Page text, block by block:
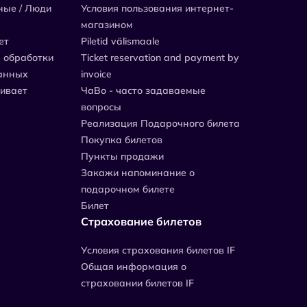
/ Люди
Условия пользования интернет-
магазином
Piletid välismaale
Ticket reservation and payment by
invoice
ЧаВо - часто задаваемые
вопросы
Реализация Подарочного билета
Покупка билетов
Пункты продажи
Закажи напоминание о
подарочном билете
Билет
Страхование билетов
Уcловия страхования билетов IF
Общая информация о
страховании билетов IF